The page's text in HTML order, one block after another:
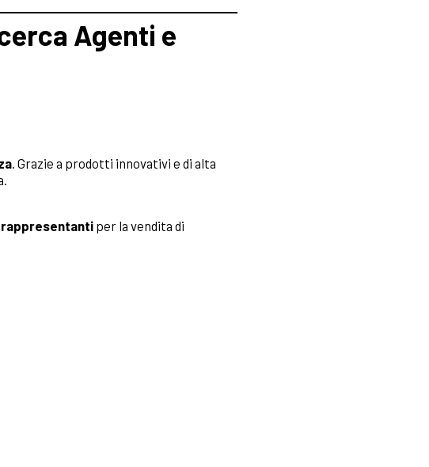
Agenti e
. Grazie a prodotti innovativi e di alta
per la vendita di